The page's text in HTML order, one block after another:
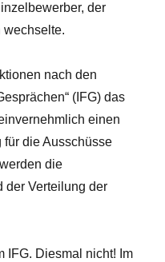
der
wechselte.
nach den
(IFG) das
einen
die Ausschüsse
die
der Verteilung der
IFG. Diesmal nicht! Im